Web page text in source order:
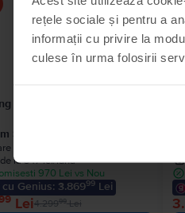
rețele sociale și pentru a
informații cu privire la
culese în urma folosirii
Galaxy S25 Ultra 5G Dual
Silver Blue, 512 GB, Ca nou
estimata:
la 347 lei/luna
970 Lei vs Nou
Genius: 3.86999Lei
Lei4.29999Lei